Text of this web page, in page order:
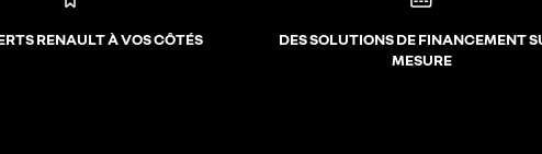
RENAULT À VOS CÔTÉS
DES SOLUTIONS DE FINANCEMENT
MESURE